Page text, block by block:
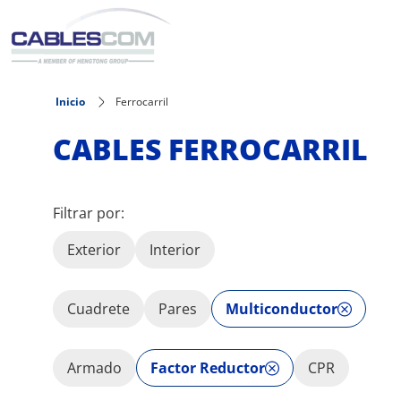
Pasar al contenido principal
Inicio Ferrocarril
CABLES FERROCARRIL
Filtrar por:
Exterior
Interior
Cuadrete Pares Multiconductor
Armado Factor Reductor CPR